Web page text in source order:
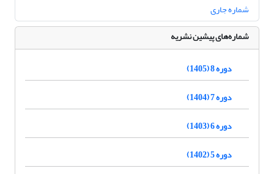
شماره جاری
شماره‌های پیشین نشریه
دوره 8 (1405)
دوره 7 (1404)
دوره 6 (1403)
دوره 5 (1402)